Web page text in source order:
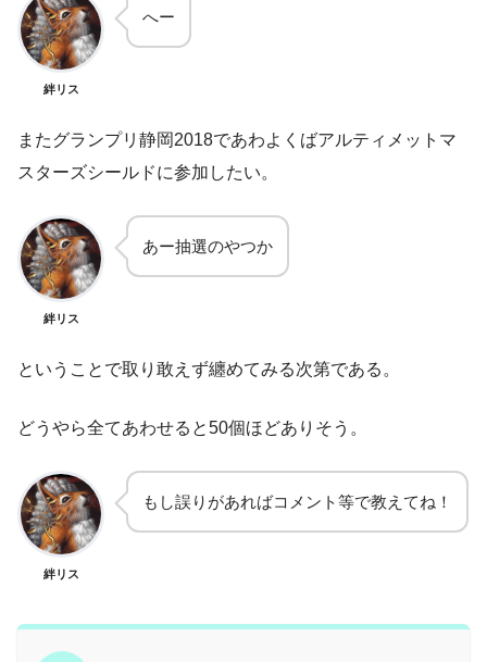
絆リス
へー
またグランプリ静岡2018であわよくばアルティメットマ
スターズシールドに参加したい。
絆リス
あー抽選のやつか
ということで取り敢えず纏めてみる次第である。
どうやら全てあわせると50個ほどありそう。
絆リス
もし誤りがあればコメント等で教えてね！